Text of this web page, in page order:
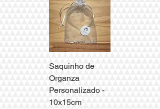
Saquinho de
Organza
Personalizado -
10x15cm